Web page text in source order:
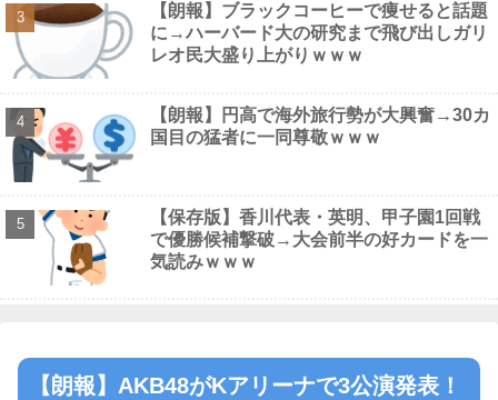
Powered by livedoor 相互RSS
【朗報】ブラックコーヒーで痩せると話題
に→ハーバード大の研究まで飛び出しガリ
レオ民大盛り上がりｗｗｗ
【朗報】円高で海外旅行勢が大興奮→30カ
国目の猛者に一同尊敬ｗｗｗ
【保存版】香川代表・英明、甲子園1回戦
で優勝候補撃破→大会前半の好カードを一
気読みｗｗｗ
【朗報】AKB48がKアリーナで3公演発表！